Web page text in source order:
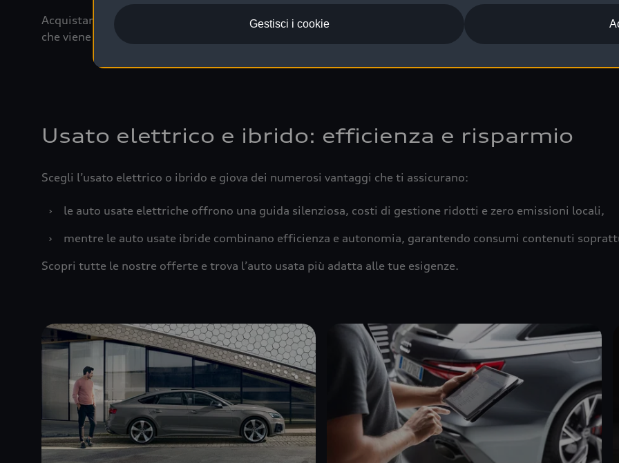
Acquistare un’auto usata in una Concessionaria ufficiale Audi che offre l’usato garantito tramite Audi
che viene sottoposto a 110 controlli approfonditi e coperto da garanzia fino a 4 anni per una maggiore
Usato elettrico e ibrido: efficienza e risparmio
Scegli l’usato elettrico o ibrido e giova dei numerosi vantaggi che ti assicurano:
›
le auto usate elettriche offrono una guida silenziosa, costi di gestione ridotti e zero emissioni locali,
›
mentre le auto usate ibride combinano efficienza e autonomia, garantendo consumi contenuti
Scopri tutte le nostre offerte e trova l’auto usata più adatta alle tue esigenze.
Gestisci i cookie